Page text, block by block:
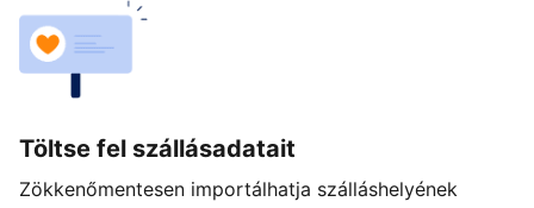
Töltse fel szállásadatait
Zökkenőmentesen importálhatja szálláshelyének